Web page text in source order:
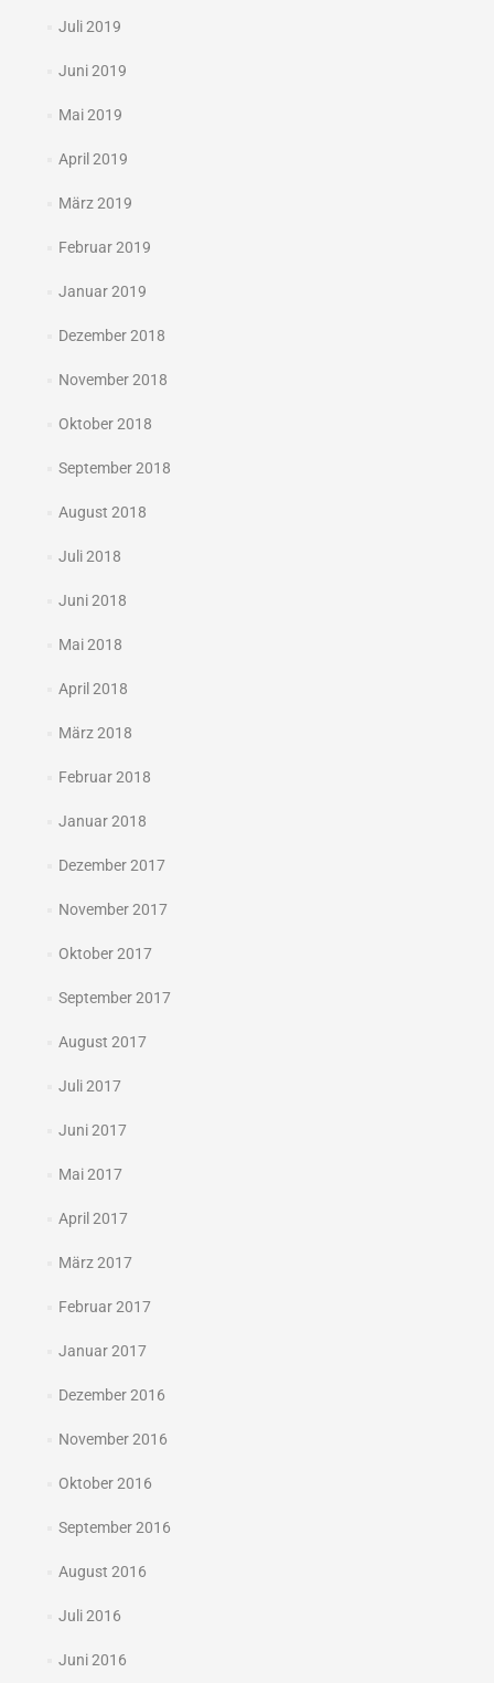
Juli 2019
Juni 2019
Mai 2019
April 2019
März 2019
Februar 2019
Januar 2019
Dezember 2018
November 2018
Oktober 2018
September 2018
August 2018
Juli 2018
Juni 2018
Mai 2018
April 2018
März 2018
Februar 2018
Januar 2018
Dezember 2017
November 2017
Oktober 2017
September 2017
August 2017
Juli 2017
Juni 2017
Mai 2017
April 2017
März 2017
Februar 2017
Januar 2017
Dezember 2016
November 2016
Oktober 2016
September 2016
August 2016
Juli 2016
Juni 2016